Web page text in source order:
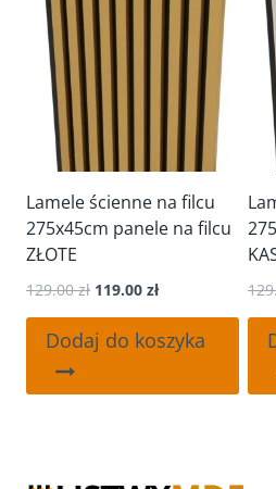
Lamele ścienne na filcu
275x45cm panele na filcu
ZŁOTE
129.00zł Pierwotna
wynosiła:
129.00 zł.
119.00 złAktualna
wynosi:
119.00 zł.
Dodaj do koszyka